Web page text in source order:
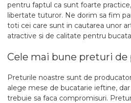
pentru faptul ca sunt foarte
libertate tuturor. Ne dorim sa fim
toti cei care sunt in cautarea unor
atractive si de calitate pentru
Cele mai bune preturi de
Preturile noastre sunt de
alege mese de bucatarie ieftine,
trebuie sa faca compromisuri.